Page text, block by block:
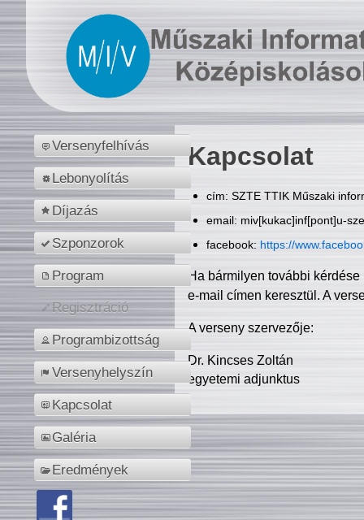
Versenyfelhívás
Lebonyolítás
Díjazás
Szponzorok
Program
Regisztráció
Programbizottság
Versenyhelyszín
Kapcsolat
Galéria
Eredmények
Kapcsolat
cím: SZTE TTIK Műszaki
email: miv[kukac]inf[pont]u-
facebook: https://
Ha bármilyen további
e-mail címen keresztül. A
A verseny szervezője:
Dr. Kincses Zoltán
egyetemi adjunktus